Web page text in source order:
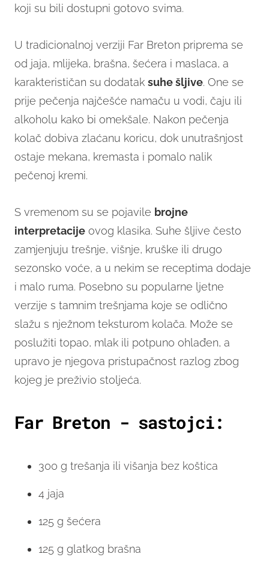
koji su bili dostupni gotovo svima.
U tradicionalnoj verziji Far Breton priprema se
od jaja, mlijeka, brašna, šećera i maslaca, a
karakterističan su dodatak suhe šljive. One se
prije pečenja najčešće namaču u vodi, čaju ili
alkoholu kako bi omekšale. Nakon pečenja
kolač dobiva zlaćanu koricu, dok unutrašnjost
ostaje mekana, kremasta i pomalo nalik
pečenoj kremi.
S vremenom su se pojavile brojne
interpretacije ovog klasika. Suhe šljive često
zamjenjuju trešnje, višnje, kruške ili drugo
sezonsko voće, a u nekim se receptima dodaje
i malo ruma. Posebno su popularne ljetne
verzije s tamnim trešnjama koje se odlično
slažu s nježnom teksturom kolača. Može se
poslužiti topao, mlak ili potpuno ohlađen, a
upravo je njegova pristupačnost razlog zbog
kojeg je preživio stoljeća.
Far Breton - sastojci:
300 g trešanja ili višanja bez koštica
4 jaja
125 g šećera
125 g glatkog brašna